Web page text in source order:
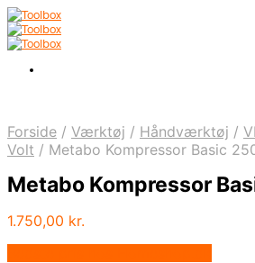
Forside / Værktøj / Håndværktøj /
Volt / Metabo Kompressor Basic
Metabo Kompressor
1.750,00 kr.